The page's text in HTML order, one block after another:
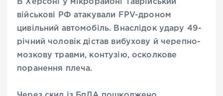
В Херсоні у мікрорайоні Таврійський
військові РФ атакували FPV-дроном
цивільний автомобіль. Внаслідок удару 49-
річний чоловік дістав вибухову й черепно-
мозкову травми, контузію, осколкове
поранення плеча.